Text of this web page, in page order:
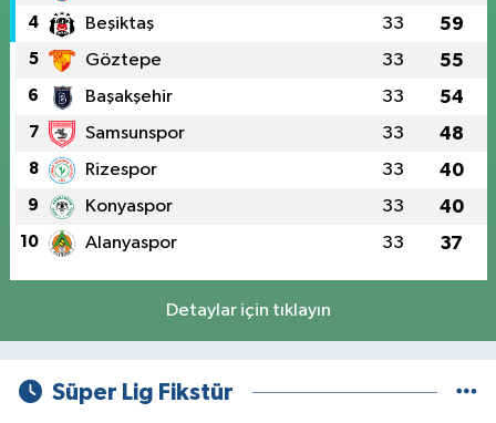
4 Beşiktaş 33 59
5 Göztepe 33 55
6 Başakşehir 33 54
7 Samsunspor 33 48
8 Rizespor 33 40
9 Konyaspor 33 40
10 Alanyaspor 33 37
Detaylar için tıklayın
Süper Lig Fikstür